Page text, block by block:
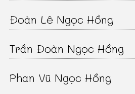
Đoàn Lê Ngọc Hồng
Trần Đoàn Ngọc Hồng
Phan Vũ Ngọc Hồng